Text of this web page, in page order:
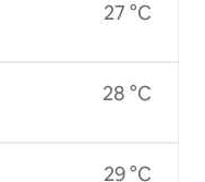
27 °C
28 °C
29 °C